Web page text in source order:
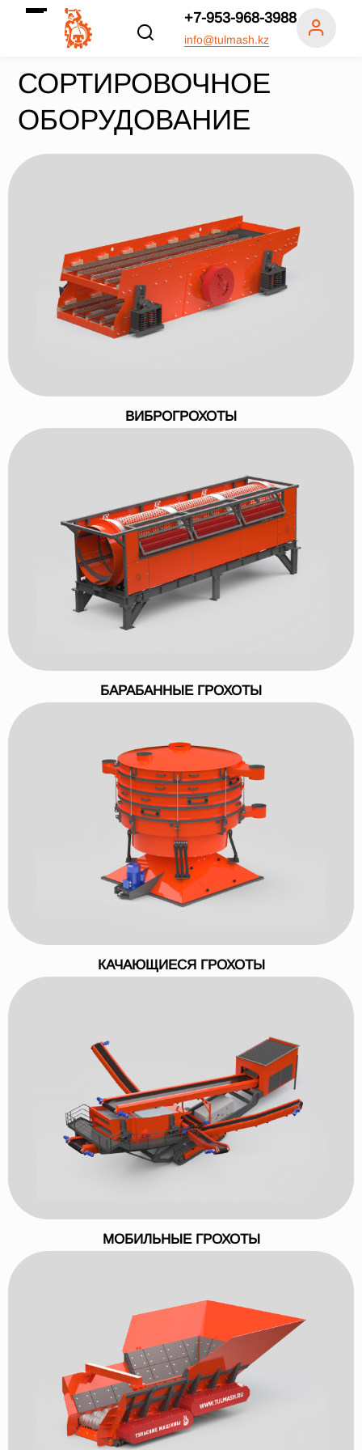
+7-953-968-3988
info@tulmash.kz
СОРТИРОВОЧНОЕ
ОБОРУДОВАНИЕ
ВИБРОГРОХОТЫ
БАРАБАННЫЕ ГРОХОТЫ
КАЧАЮЩИЕСЯ ГРОХОТЫ
МОБИЛЬНЫЕ ГРОХОТЫ